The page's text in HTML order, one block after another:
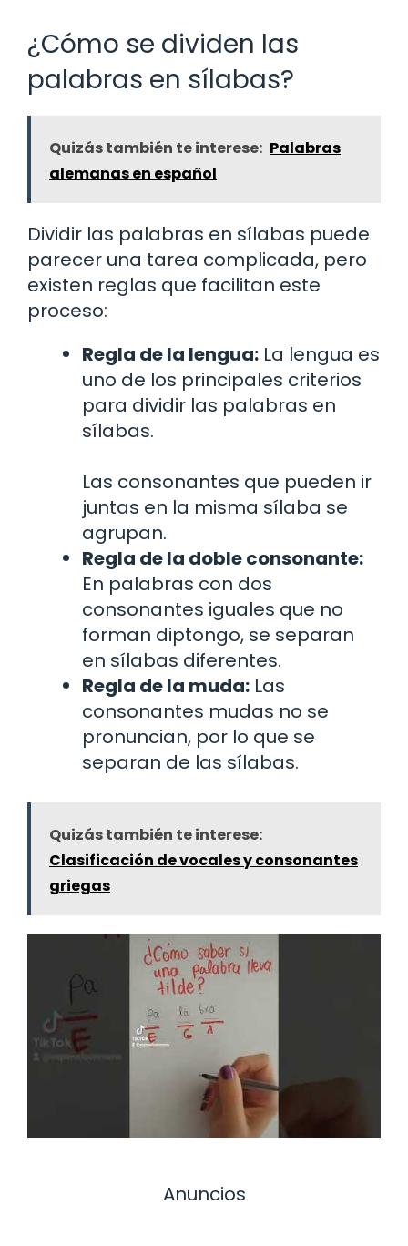
¿Cómo se dividen las
palabras en sílabas?
Quizás también te interese: Palabras
alemanas en español
Dividir las palabras en sílabas puede
parecer una tarea complicada, pero
existen reglas que facilitan este
proceso:
Regla de la lengua: La lengua es
uno de los principales criterios
para dividir las palabras en
sílabas.
Las consonantes que pueden ir
juntas en la misma sílaba se
agrupan.
Regla de la doble consonante:
En palabras con dos
consonantes iguales que no
forman diptongo, se separan
en sílabas diferentes.
Regla de la muda: Las
consonantes mudas no se
pronuncian, por lo que se
separan de las sílabas.
Quizás también te interese:
Clasificación de vocales y consonantes
griegas
Anuncios